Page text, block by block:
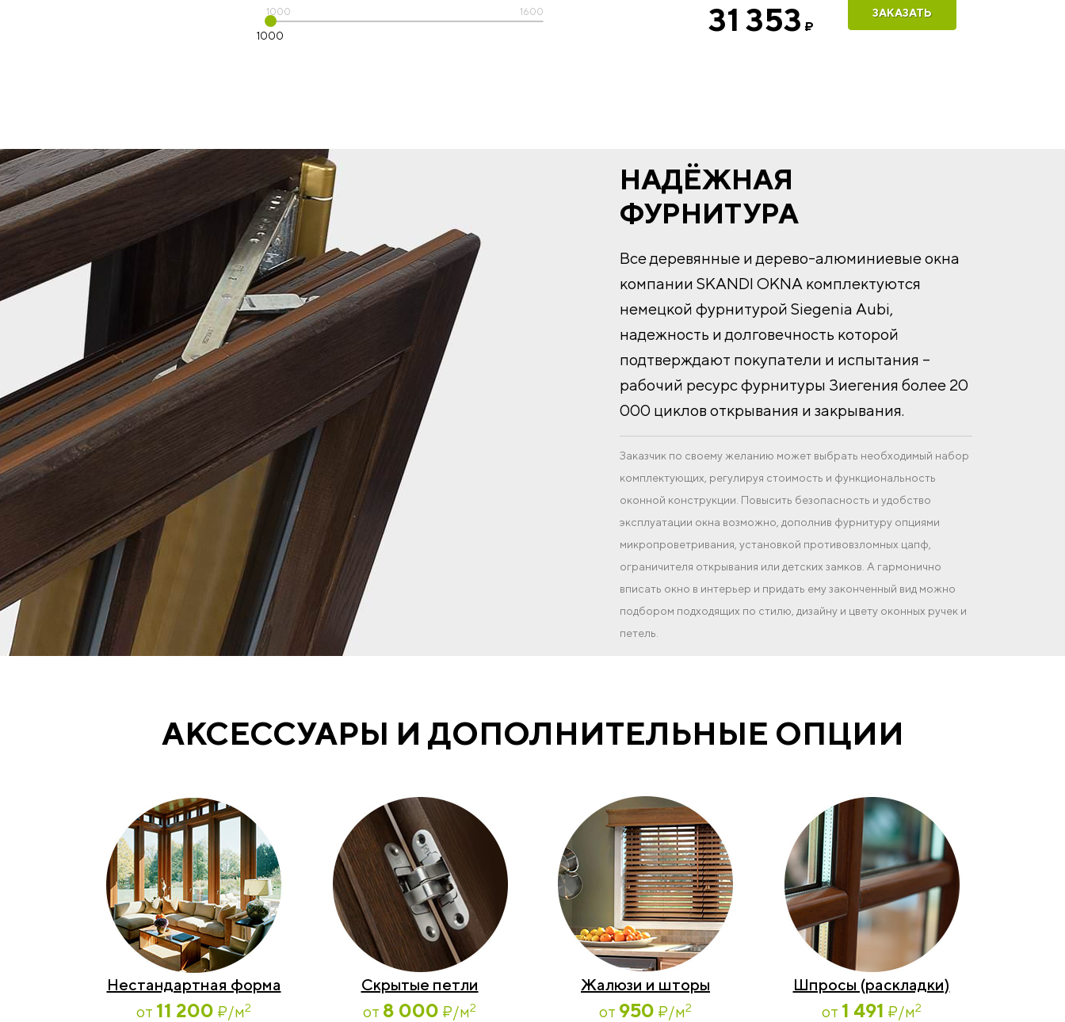
1000
1000
1600 31 353 ₽
ЗАКАЗАТЬ
НАДЁЖНАЯ
ФУРНИТУРА
Все деревянные и дерево-алюминиевые окна
компании SKANDI OKNA комплектуются
немецкой фурнитурой Siegenia Aubi,
надежность и долговечность которой
подтверждают покупатели и испытания –
рабочий ресурс фурнитуры Зиегения более 20
000 циклов открывания и закрывания.
Заказчик по своему желанию может выбрать необходимый набор
комплектующих, регулируя стоимость и функциональность
оконной конструкции. Повысить безопасность и удобство
эксплуатации окна возможно, дополнив фурнитуру опциями
микропроветривания, установкой противовзломных цапф,
ограничителя открывания или детских замков. А гармонично
вписать окно в интерьер и придать ему законченный вид можно
подбором подходящих по стилю, дизайну и цвету оконных ручек и
петель.
АКСЕССУАРЫ И ДОПОЛНИТЕЛЬНЫЕ ОПЦИИ
Нестандартная форма
от 11 200 ₽/м2
Скрытые петли
от 8 000 ₽/м2
Жалюзи и шторы
от 950 ₽/м2
Шпросы (раскладки)
от 1 491 ₽/м2